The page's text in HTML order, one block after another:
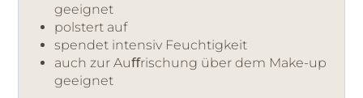
geeignet
polstert auf
spendet intensiv Feuchtigkeit
auch zur Auﬀrischung über dem Make-up
geeignet